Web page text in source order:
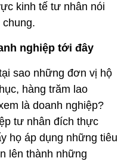
kinh tế tư nhân nói
chung.
nghiệp tới đây
sao những đơn vị hộ
hàng trăm lao
là doanh nghiệp?
tư nhân đích thực
họ áp dụng những tiêu
lên thành những